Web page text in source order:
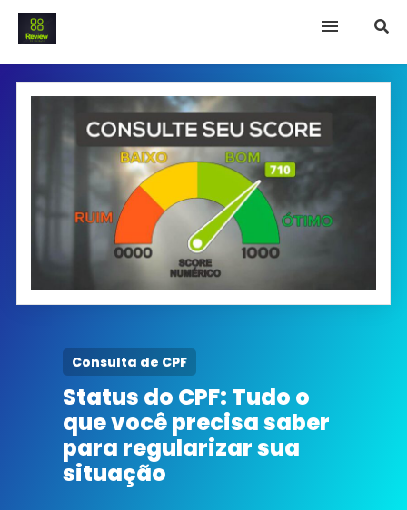
INICIO
Termo e Condições
Política Privacidade
SOBRE NÓS
Consulta de CPF
Status do CPF: Tudo o
que você precisa saber
para regularizar sua
situação